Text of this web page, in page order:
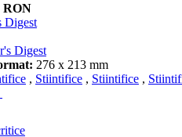
RON
Digest
Digest
276 x 213 mm
, Stiintifice , Stiintifice ,